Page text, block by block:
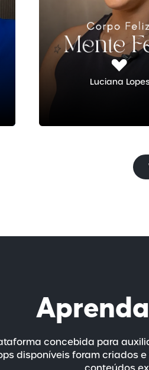
Luciana
concebida para
disponíveis foram